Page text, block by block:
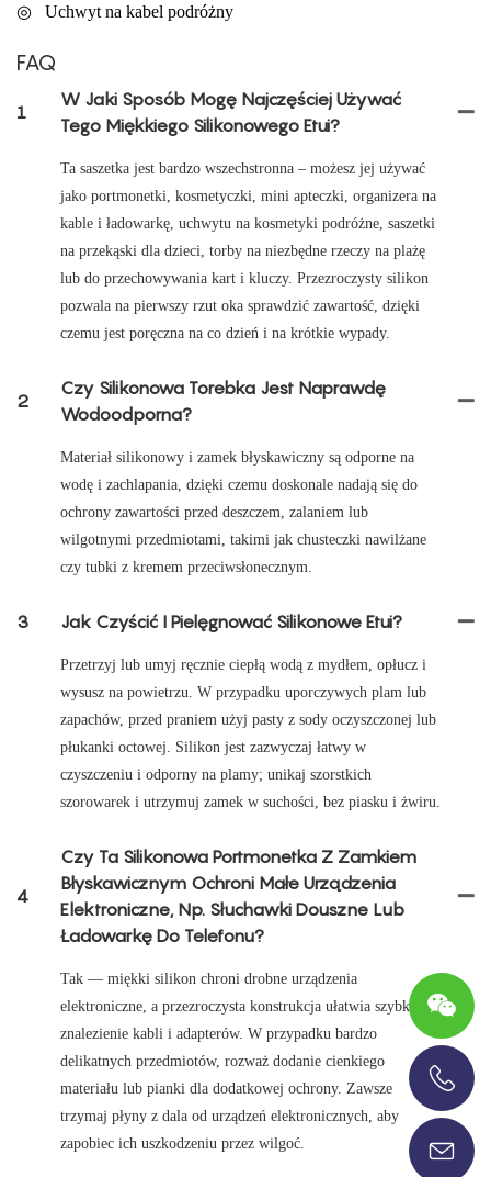
◎
Uchwyt na kabel podróżny
FAQ
1
W Jaki Sposób Mogę Najczęściej Używać
Tego Miękkiego Silikonowego Etui?
Ta saszetka jest bardzo wszechstronna – możesz jej używać
jako portmonetki, kosmetyczki, mini apteczki, organizera na
kable i ładowarkę, uchwytu na kosmetyki podróżne, saszetki
na przekąski dla dzieci, torby na niezbędne rzeczy na plażę
lub do przechowywania kart i kluczy. Przezroczysty silikon
pozwala na pierwszy rzut oka sprawdzić zawartość, dzięki
czemu jest poręczna na co dzień i na krótkie wypady.
2
Czy Silikonowa Torebka Jest Naprawdę
Wodoodporna?
Materiał silikonowy i zamek błyskawiczny są odporne na
wodę i zachlapania, dzięki czemu doskonale nadają się do
ochrony zawartości przed deszczem, zalaniem lub
wilgotnymi przedmiotami, takimi jak chusteczki nawilżane
czy tubki z kremem przeciwsłonecznym.
3 Jak Czyścić I Pielęgnować Silikonowe Etui?
Przetrzyj lub umyj ręcznie ciepłą wodą z mydłem, opłucz i
wysusz na powietrzu. W przypadku uporczywych plam lub
zapachów, przed praniem użyj pasty z sody oczyszczonej lub
płukanki octowej. Silikon jest zazwyczaj łatwy w
czyszczeniu i odporny na plamy; unikaj szorstkich
szorowarek i utrzymuj zamek w suchości, bez piasku i żwiru.
4
Czy Ta Silikonowa Portmonetka Z Zamkiem
Błyskawicznym Ochroni Małe Urządzenia
Elektroniczne, Np. Słuchawki Douszne Lub
Ładowarkę Do Telefonu?
Tak — miękki silikon chroni drobne urządzenia
elektroniczne, a przezroczysta konstrukcja ułatwia szybkie
znalezienie kabli i adapterów. W przypadku bardzo
delikatnych przedmiotów, rozważ dodanie cienkiego
materiału lub pianki dla dodatkowej ochrony. Zawsze
trzymaj płyny z dala od urządzeń elektronicznych, aby
zapobiec ich uszkodzeniu przez wilgoć.